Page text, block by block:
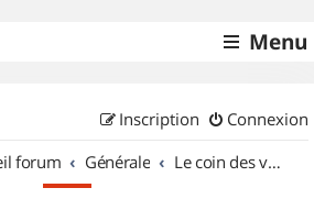
Menu
Connexion
Inscription
forum Générale Le coin des vidéastes